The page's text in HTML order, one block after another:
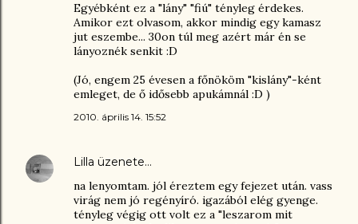
Egyébként ez a "lány" "fiú" tényleg érdekes.
Amikor ezt olvasom, akkor mindig egy kamasz
jut eszembe... 30on túl meg azért már én se
lányoznék senkit :D
(Jó, engem 25 évesen a főnököm "kislány"-ként
emleget, de ő idősebb apukámnál :D )
2010. április 14. 15:52
Lilla üzenete…
na lenyomtam. jól éreztem egy fejezet után. vass
virág nem jó regényíró. igazából elég gyenge.
tényleg végig ott volt ez a "leszarom mit